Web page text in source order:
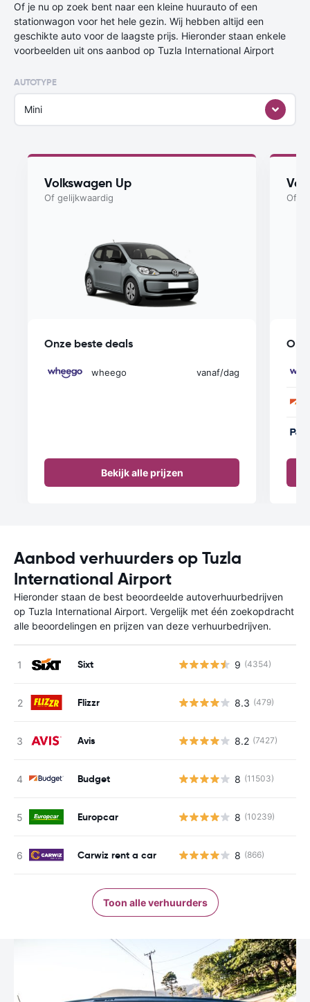
Of je nu op zoek bent naar een kleine huurauto of een
stationwagon voor het hele gezin. Wij hebben altijd een
geschikte auto voor de laagste prijs. Hieronder staan enkele
voorbeelden uit ons aanbod op Tuzla International Airport
AUTOTYPE
Mini
Volkswagen Up
Of gelijkwaardig
Onze beste deals
wheego vanaf/dag
Bekijk alle prijzen
Of
Aanbod verhuurders op Tuzla
International Airport
Hieronder staan de best beoordeelde autoverhuurbedrijven
op Tuzla International Airport. Vergelijk met één zoekopdracht
alle beoordelingen en prijzen van deze verhuurbedrijven.
Sixt 9 (4354)
Flizzr 8.3 (479)
Avis 8.2 (7427)
Budget 8 (11503)
Europcar 8 (10239)
Carwiz rent a car 8 (866)
Toon alle verhuurders